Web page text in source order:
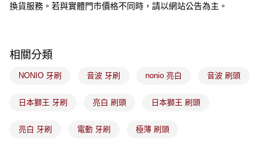
台新國際商業銀行
中國信託商業銀行
Google Pay
大哥付你分期
相關說明
2.付款方式選擇「大哥付你分期」，訂單成立後會自動跳轉到大哥付的交易
成交易。
換貨服務。若與實體門市價格不同時，請以網站公告為主。
相關分類
NONIO 牙刷 音波 牙刷 nonio 亮白 音波 刷頭
日本獅王 牙刷 亮白 刷頭 日本獅王 刷頭
亮白 牙刷 電動 牙刷 極薄 刷頭